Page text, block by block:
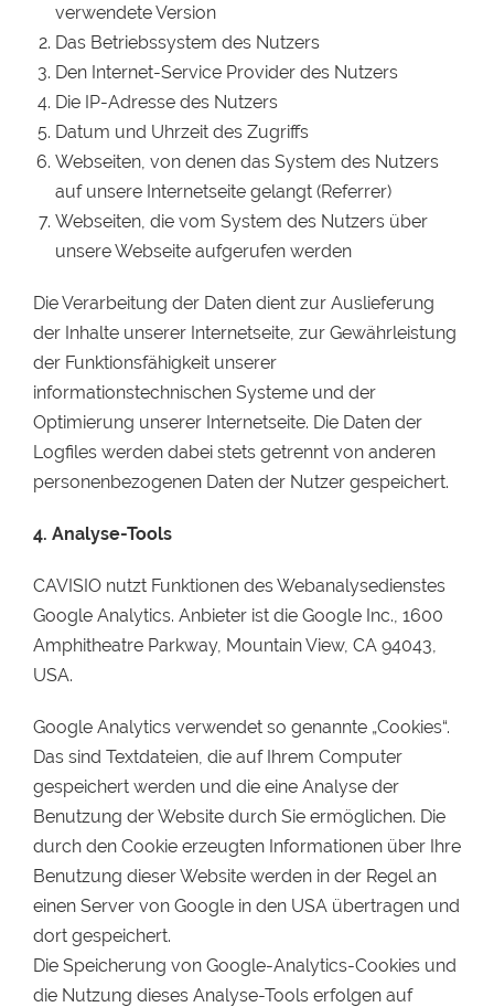
verwendete Version
Das Betriebssystem des Nutzers
Den Internet-Service Provider des Nutzers
Die IP-Adresse des Nutzers
Datum und Uhrzeit des Zugriffs
Webseiten, von denen das System des Nutzers
auf unsere Internetseite gelangt (Referrer)
Webseiten, die vom System des Nutzers über
unsere Webseite aufgerufen werden
Die Verarbeitung der Daten dient zur Auslieferung
der Inhalte unserer Internetseite, zur Gewährleistung
der Funktionsfähigkeit unserer
informationstechnischen Systeme und der
Optimierung unserer Internetseite. Die Daten der
Logfiles werden dabei stets getrennt von anderen
personenbezogenen Daten der Nutzer gespeichert.
4. Analyse-Tools
CAVISIO nutzt Funktionen des Webanalysedienstes
Google Analytics. Anbieter ist die Google Inc., 1600
Amphitheatre Parkway, Mountain View, CA 94043,
USA.
Google Analytics verwendet so genannte „Cookies“.
Das sind Textdateien, die auf Ihrem Computer
gespeichert werden und die eine Analyse der
Benutzung der Website durch Sie ermöglichen. Die
durch den Cookie erzeugten Informationen über Ihre
Benutzung dieser Website werden in der Regel an
einen Server von Google in den USA übertragen und
dort gespeichert.
Die Speicherung von Google-Analytics-Cookies und
die Nutzung dieses Analyse-Tools erfolgen auf